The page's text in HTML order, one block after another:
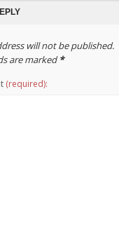
will not be published.
are marked*
(required):